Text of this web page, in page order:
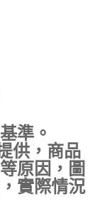
準。
供，商品
原因，圖
實際情況